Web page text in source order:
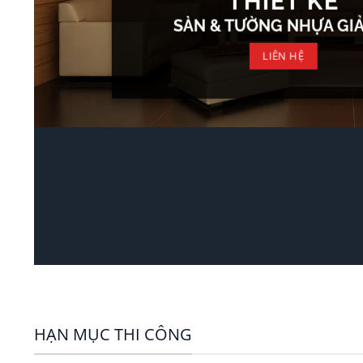
SÀN & TƯỜNG NHỰA
LIÊN HỆ
HẠN MỤC THI CÔNG